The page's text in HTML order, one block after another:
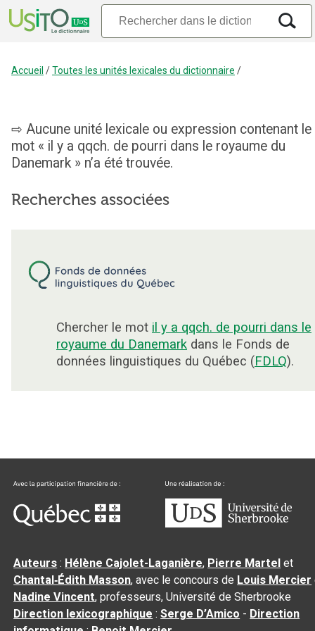
Accueil /Toutes les unités lexicales du dictionnaire /
Aucune unité lexicale ou expression contenant le
mot « il y a qqch. de pourri dans le royaume du
Danemark » n’a été trouvée.
Recherches associées
Chercher le mot il y a qqch. de pourri dans le
royaume du Danemark dans le Fonds de
données linguistiques du Québec (FDLQ).
Auteurs : Hélène Cajolet-Laganière, Pierre Martel et
Chantal‑Édith Masson, avec le concours de Louis Mercier
Nadine Vincent, professeurs, Université de Sherbrooke
Direction lexicographique :Serge D’Amico - Direction